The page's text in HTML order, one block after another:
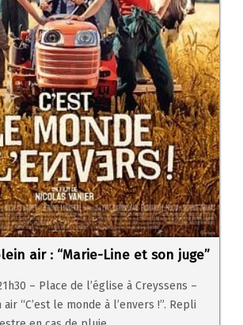
air : “Marie-Line et son juge”
– Place de l’église à Creyssens –
“C’est le monde à l’envers !”. Repli